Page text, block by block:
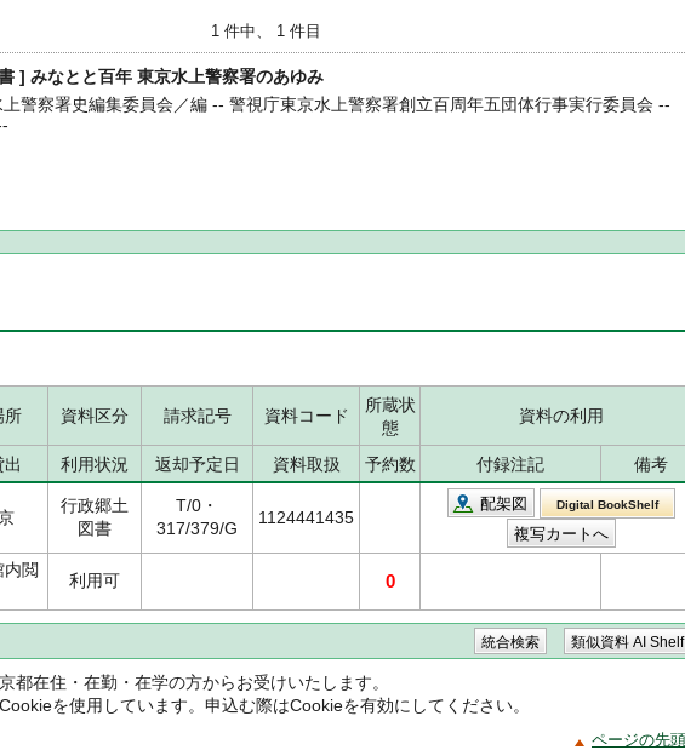
1 件中、 1 件目
] みなとと百年 東京水上警察署のあゆみ
警察署史編集委員会／編 -- 警視庁東京水上警察署創立百周年五団体行事実行委員会 --
所 資料区分 請求記号 資料コード
所蔵状
態
資料の利用
利用状況 返却予定日 資料取扱 予約数 付録注記 備考
行政郷土
図書
T/0・
317/379/G
1124441435
配架図 Digital BookShelf
内閲
利用可 0
都在住・在勤・在学の方からお受けいたします。
を使用しています。申込む際はCookieを有効にしてください。
ページの先